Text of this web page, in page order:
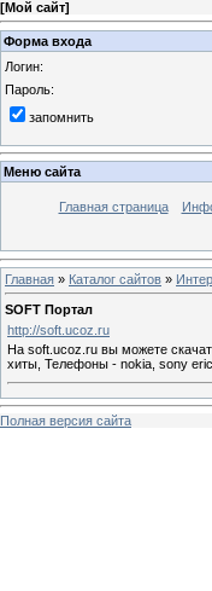
[Мой сайт]
Форма входа
Логин:
Пароль:
запомнить
Меню сайта
Главная страница
Главная » Каталог сайтов »
SOFT Портал
http://soft.ucoz.ru
На soft.ucoz.ru вы можете
хиты, Телефоны - nokia, sony
Полная версия сайта